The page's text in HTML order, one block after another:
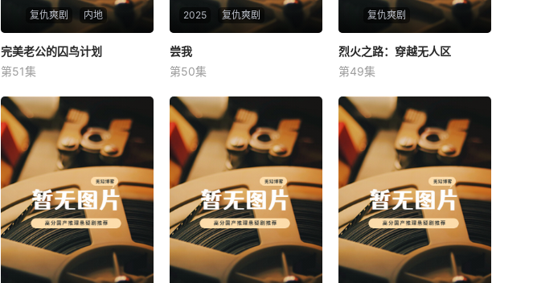
复仇爽剧 内地
完美老公的囚鸟计划
未知
完美老公的囚鸟计划
第51集
2025 复仇爽剧
尝我
未知
尝我
第50集
复仇爽剧
烈火之路：穿越无人区
未知
烈火之路：穿越无人区
第49集